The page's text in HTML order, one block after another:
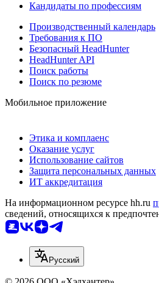
Кандидаты по профессиям
Производственный календарь
Требования к ПО
Безопасный HeadHunter
HeadHunter API
Поиск работы
Поиск по резюме
Мобильное приложение
Этика и комплаенс
Оказание услуг
Использование сайтов
Защита персональных данных
ИТ аккредитация
На информационном ресурсе hh.ru
сведений, относящихся к
Русский